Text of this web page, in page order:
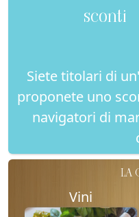
sconti
Siete titolari di
proponete uno
navigatori di
LA
Vini